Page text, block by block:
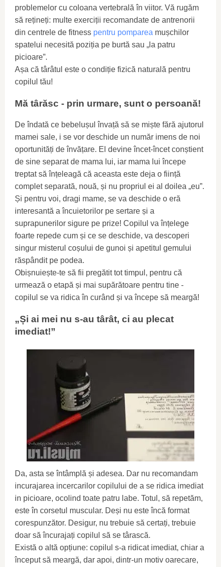
problemelor cu coloana vertebrală în viitor. Vă rugăm
să rețineți: multe exerciții recomandate de antrenorii
din centrele de fitness pentru pomparea mușchilor
spatelui necesită poziția pe burtă sau „la patru
picioare”.
Așa că târâtul este o condiție fizică naturală pentru
copilul tău!
Mă târăsc - prin urmare, sunt o persoană!
De îndată ce bebelușul învață să se miște fără ajutorul
mamei sale, i se vor deschide un număr imens de noi
oportunități de învățare. El devine încet-încet conștient
de sine separat de mama lui, iar mama lui începe
treptat să înțeleagă că aceasta este deja o ființă
complet separată, nouă, și nu propriul ei al doilea „eu”.
Și pentru voi, dragi mame, se va deschide o eră
interesantă a încuietorilor pe sertare și a
suprapunerilor sigure pe prize! Copilul va înțelege
foarte repede cum și ce se deschide, va descoperi
singur misterul coșului de gunoi și apetitul gemului
răspândit pe podea.
Obișnuiește-te să fii pregătit tot timpul, pentru că
urmează o etapă și mai supărătoare pentru tine -
copilul se va ridica în curând și va începe să meargă!
„Și ai mei nu s-au târât, ci au plecat
imediat!”
Da, asta se întâmplă și adesea. Dar nu recomandam
incurajarea incercarilor copilului de a se ridica imediat
in picioare, ocolind toate patru labe. Totul, să repetăm,
este în corsetul muscular. Deși nu este încă format
corespunzător. Desigur, nu trebuie să certați, trebuie
doar să încurajați copilul să se târască.
Există o altă opțiune: copilul s-a ridicat imediat, chiar a
început să meargă, dar apoi, dintr-un motiv oarecare,